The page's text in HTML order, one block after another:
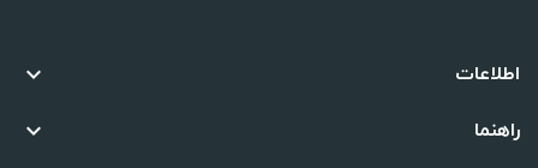
اطلاعات 
راهنما 